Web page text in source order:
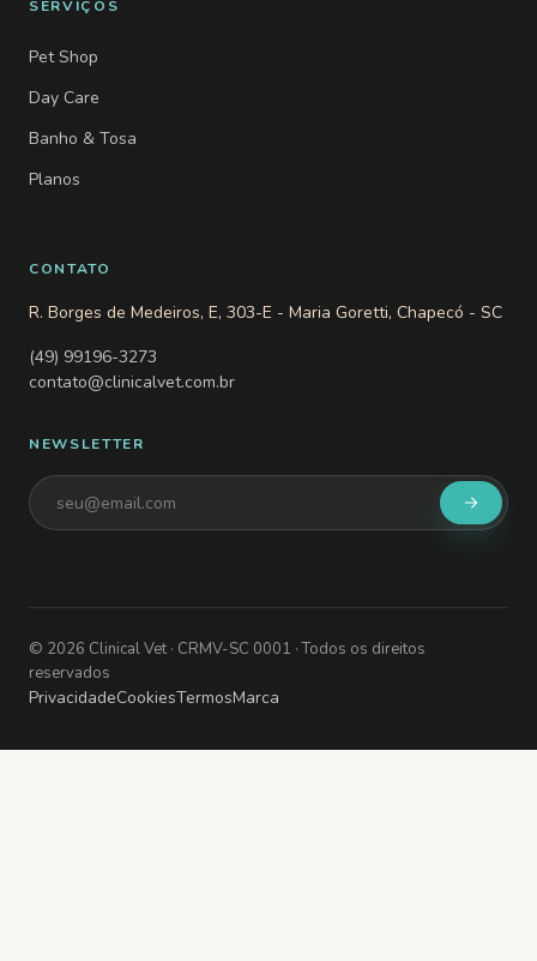
SERVIÇOS
Pet Shop
Day Care
Banho & Tosa
Planos
CONTATO
R. Borges de Medeiros, E, 303-E - Maria Goretti, Chapecó - SC
(49) 99196-3273
contato@clinicalvet.com.br
NEWSLETTER
© 2026 Clinical Vet · CRMV-SC 0001 · Todos os direitos
reservados
PrivacidadeCookiesTermosMarca